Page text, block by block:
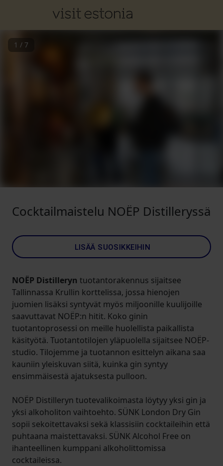
1 / 7
Cocktailmaistelu NOËP Distilleryssä
LISÄÄ SUOSIKKEIHIN
NOËP Distilleryn tuotantorakennus sijaitsee
Tallinnassa Krullin korttelissa, jossa hienojen
juomien lisäksi syntyvät myös miljoonille kuulijoille
saavuttavat NOËP:n hitit. Koko ginin
tuotantoprosessi on meille huolellista paikallista
käsityötä. Tuotantotilojen yläpuolella sijaitsee NOËP-
studio. Tilojemme ja tuotannon esittelyn aikana saa
kauniin yleiskuvan siitä, kuinka gin syntyy
ensimmäisestä ajatuksesta pulloon.
NOËP Distilleryn tuotevalikoimasta löytyy yksi gin ja
yksi alkoholiton vaihtoehto. SÜNK London Dry Gin
sopii sekoitettavaksi sekä klassisiin cocktaileihin että
puhtaana maistettavaksi. SÜNK Alcohol Free on
ihanteellinen kumppani alkoholittomissa
cocktaileissa.